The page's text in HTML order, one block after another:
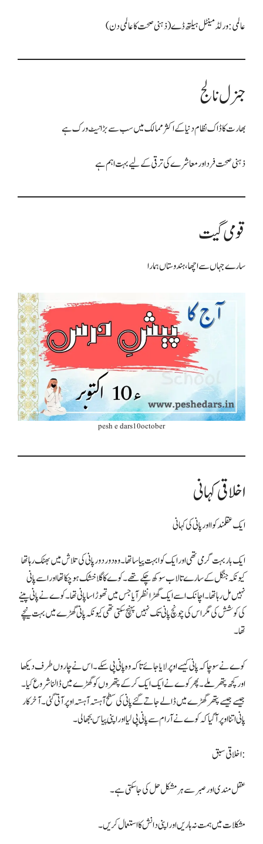
عالمی: ورلڈ مینٹل ہیلتھ ڈے (ذہنی صحت کا عالمی دن)
جنرل نالج
بھارت کا ڈاک نظام دنیا کے اکثر ممالک میں سب سے بڑا نیٹ ورک ہے
ذہنی صحت فرد اور معاشرے کی ترقی کے لیے بہت اہم ہے
قومی گیت
سارے جہاں سے اچھا، ہندوستاں ہمارا
pesh e dars10october
اخلاقی کہانی
ایک عقلمند کوا اور پانی کی کہانی
ایک بار بہت گرمی تھی اور ایک کوا بہت پیاسا تھا۔ وہ دور دور پانی کی تلاش میں بھٹک رہا تھا
کیونکہ جنگل کے سارے تالاب سوکھ چکے تھے۔ کوے کا گلا خشک ہو چکا تھا اور اسے پانی
نہیں مل رہا تھا۔ اچانک اسے ایک گھڑا نظر آیا جس میں تھوڑا سا پانی تھا۔ کوے نے پانی پینے
کی کوشش کی مگر اس کی چونچ پانی تک نہیں پہنچ سکتی تھی کیونکہ پانی گھڑے میں بہت نیچے
تھا۔
کوے نے سوچا کہ پانی کیسے اوپر لایا جائے تاکہ وہ پانی پی سکے۔ اس نے چاروں طرف دیکھا
اور کچھ پتھر ملے۔ پھر کوے نے ایک ایک کرکے پتھروں کو گھڑے میں ڈالنا شروع کیا۔
جیسے جیسے پتھر گھڑے میں ڈالے جاتے گئے پانی کی سطح آہستہ آہستہ اوپر آتی گئی۔ آخر کار
پانی اتنا اوپر آ گیا کہ کوے نے آرام سے پانی پی لیا اور اپنی پیاس بجھا لی۔
اخلاقی سبق:
عقل مندی اور صبر سے ہر مشکل حل کی جا سکتی ہے۔
مشکلات میں ہمت نہ ہاریں اور اپنی دانش کا استعمال کریں۔